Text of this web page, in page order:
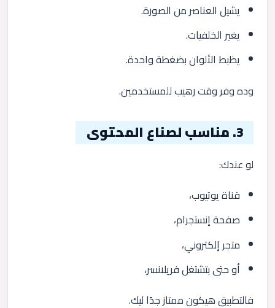
يشيل العناصر من الصورة.
يغير الخلفيات.
يظبط الألوان بضغطة واحدة.
وده وفر وقت رهيب للمستخدمين.
3. مناسب لصناع المحتوى
لو عندك:
قناة يوتيوب،
صفحة إنستجرام،
متجر إلكتروني،
أو حتى بتشتغل فريلانسر،
فالتطبيق هيكون ممتاز جدًا ليك.